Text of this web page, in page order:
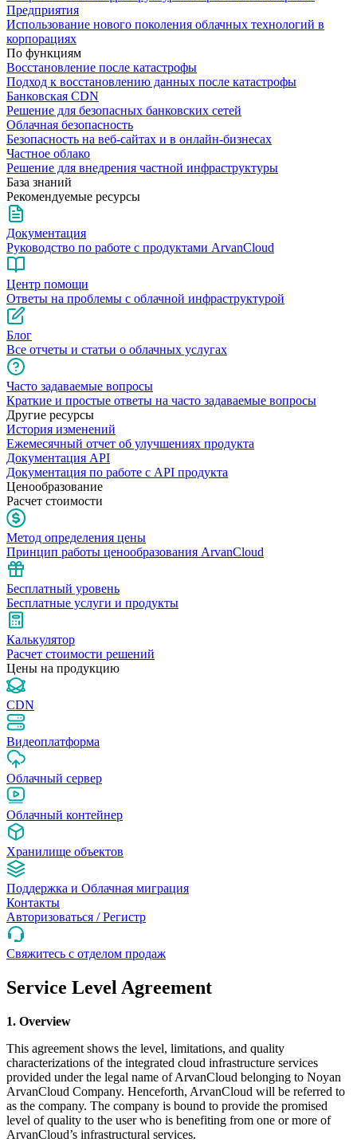
Предприятия
Использование нового поколения облачных технологий в
корпорациях
По функциям
Восстановление после катастрофы
Подход к восстановлению данных после катастрофы
Банковская CDN
Решение для безопасных банковских сетей
Облачная безопасность
Безопасность на веб-сайтах и в онлайн-бизнесах
Частное облако
Решение для внедрения частной инфраструктуры
База знаний
Рекомендуемые ресурсы
Документация
Руководство по работе с продуктами ArvanCloud
Центр помощи
Ответы на проблемы с облачной инфраструктурой
Блог
Все отчеты и статьи о облачных услугах
Часто задаваемые вопросы
Краткие и простые ответы на часто задаваемые вопросы
Другие ресурсы
История изменений
Ежемесячный отчет об улучшениях продукта
Документация API
Документация по работе с API продукта
Ценообразование
Расчет стоимости
Метод определения цены
Принцип работы ценообразования ArvanCloud
Бесплатный уровень
Бесплатные услуги и продукты
Калькулятор
Расчет стоимости решений
Цены на продукцию
CDN
Видеоплатформа
Облачный сервер
Облачный контейнер
Хранилище объектов
Поддержка и Облачная миграция
Контакты
Авторизоваться / Pегистр
Свяжитесь с отделом продаж
Service Level Agreement
1. Overview
This agreement shows the level, limitations, and quality
characterizations of the integrated cloud infrastructure services
provided under the legal name of ArvanCloud belonging to Noyan
ArvanCloud Company. Henceforth, ArvanCloud will be referred to
as the company. The company is bound to provide the promised
level of quality to the user who is benefiting from one or more of
ArvanCloud’s infrastructural services.